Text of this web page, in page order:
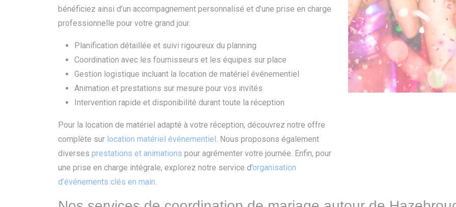
bénéficiez ainsi d’un accompagnement personnalisé et d’une prise en charge
professionnelle pour votre grand jour.
Planification détaillée et suivi rigoureux du planning
Coordination avec les fournisseurs et les équipes sur place
Gestion logistique incluant la location de matériel événementiel
Animation et prestations sur mesure pour vos invités
Intervention rapide et disponibilité durant toute la réception
Pour la location de matériel adapté à votre réception, découvrez notre offre
complète sur location matériel événementiel. Nous proposons également
diverses prestations et animations pour agrémenter votre journée. Enfin, pour
une prise en charge intégrale, explorez notre service d’organisation
d’événements clés en main.